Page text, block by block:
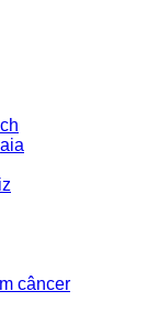
câncer